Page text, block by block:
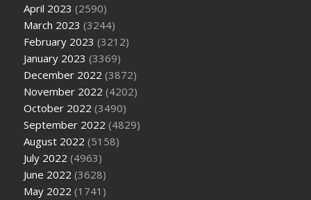
April 2023 (2590)
March 2023 (3244)
February 2023 (3212)
January 2023 (3369)
December 2022 (3872)
November 2022 (4202)
October 2022 (3490)
September 2022 (4829)
August 2022 (5158)
July 2022 (4963)
June 2022 (3628)
May 2022 (1741)